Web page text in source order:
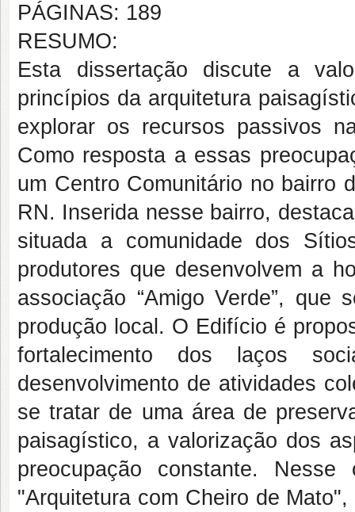
PÁGINAS: 189
RESUMO:
Esta dissertação discute a
princípios da arquitetura
explorar os recursos passivos
Como resposta a essas
um Centro Comunitário no bairro
RN. Inserida nesse bairro,
situada a comunidade dos
produtores que desenvolvem a
associação “Amigo Verde”,
produção local. O Edifício é
fortalecimento dos laços
desenvolvimento de atividades
se tratar de uma área de
paisagístico, a valorização dos
preocupação constante.
"Arquitetura com Cheiro de